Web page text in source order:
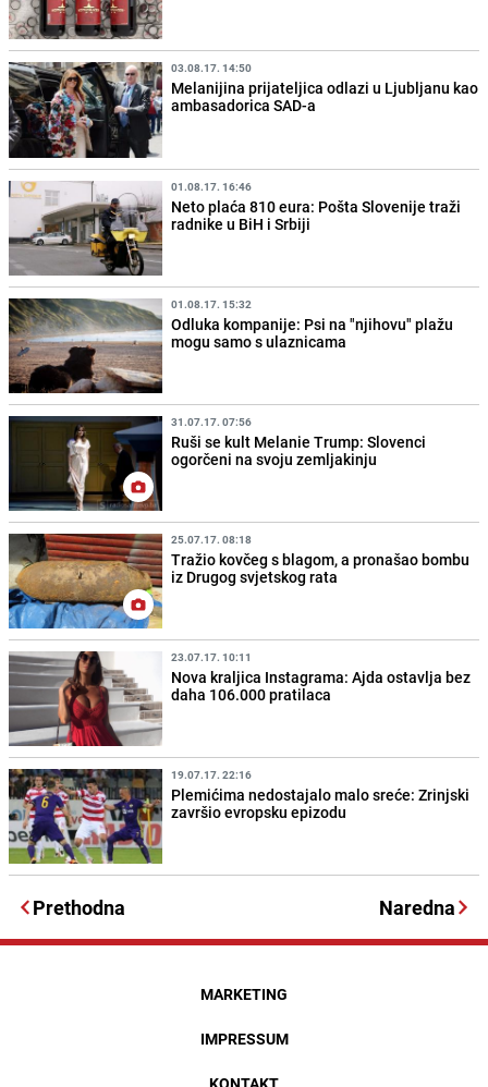
03.08.17. 14:50
Melanijina prijateljica odlazi u Ljubljanu kao
ambasadorica SAD-a
01.08.17. 16:46
Neto plaća 810 eura: Pošta Slovenije traži
radnike u BiH i Srbiji
01.08.17. 15:32
Odluka kompanije: Psi na "njihovu" plažu
mogu samo s ulaznicama
31.07.17. 07:56
Ruši se kult Melanie Trump: Slovenci
ogorčeni na svoju zemljakinju
25.07.17. 08:18
Tražio kovčeg s blagom, a pronašao bombu
iz Drugog svjetskog rata
23.07.17. 10:11
Nova kraljica Instagrama: Ajda ostavlja bez
daha 106.000 pratilaca
19.07.17. 22:16
Plemićima nedostajalo malo sreće: Zrinjski
završio evropsku epizodu
Prethodna Naredna
MARKETING
IMPRESSUM